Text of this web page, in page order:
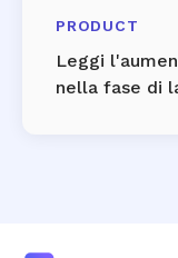
PRODUCT
Leggi
nella fase di